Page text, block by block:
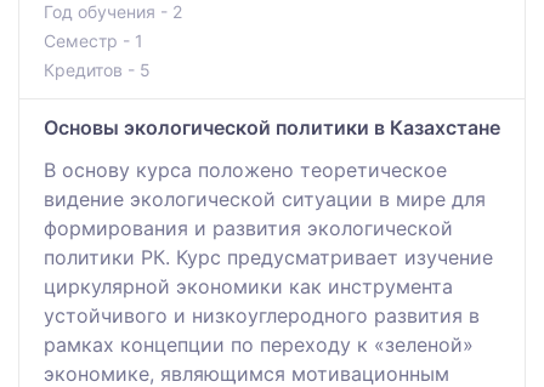
Год обучения - 2
Семестр - 1
Кредитов - 5
Основы экологической политики в Казахстане
В основу курса положено теоретическое
видение экологической ситуации в мире для
формирования и развития экологической
политики РК. Курс предусматривает изучение
циркулярной экономики как инструмента
устойчивого и низкоуглеродного развития в
рамках концепции по переходу к «зеленой»
экономике, являющимся мотивационным